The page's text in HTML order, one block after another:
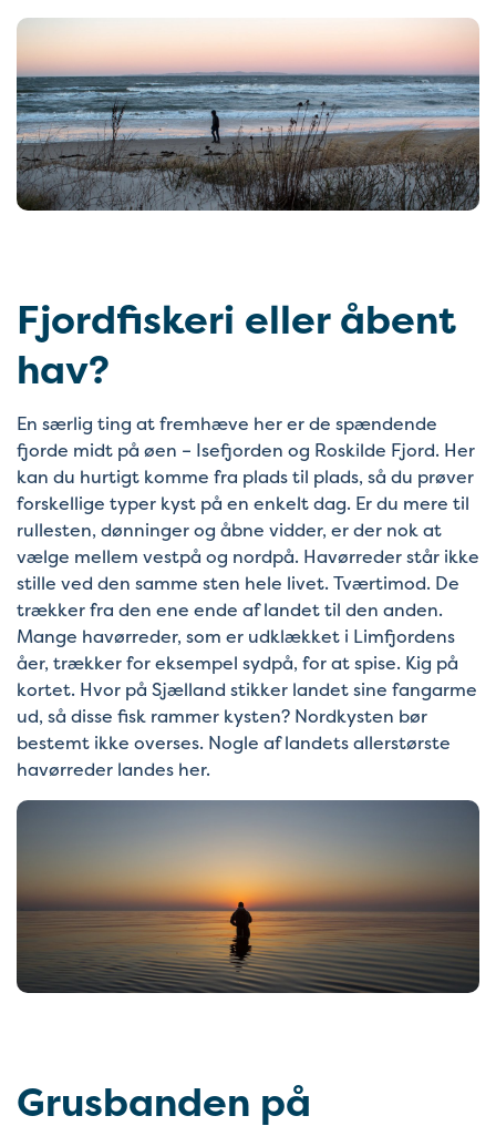
Fjordfiskeri eller åbent
hav?
En særlig ting at fremhæve her er de spændende
fjorde midt på øen – Isefjorden og Roskilde Fjord. Her
kan du hurtigt komme fra plads til plads, så du prøver
forskellige typer kyst på en enkelt dag. Er du mere til
rullesten, dønninger og åbne vidder, er der nok at
vælge mellem vestpå og nordpå. Havørreder står ikke
stille ved den samme sten hele livet. Tværtimod. De
trækker fra den ene ende af landet til den anden.
Mange havørreder, som er udklækket i Limfjordens
åer, trækker for eksempel sydpå, for at spise. Kig på
kortet. Hvor på Sjælland stikker landet sine fangarme
ud, så disse fisk rammer kysten? Nordkysten bør
bestemt ikke overses. Nogle af landets allerstørste
havørreder landes her.
Grusbanden på